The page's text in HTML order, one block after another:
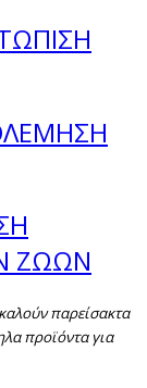
ΖΩΩΝ
παρείσακτα
προϊόντα για